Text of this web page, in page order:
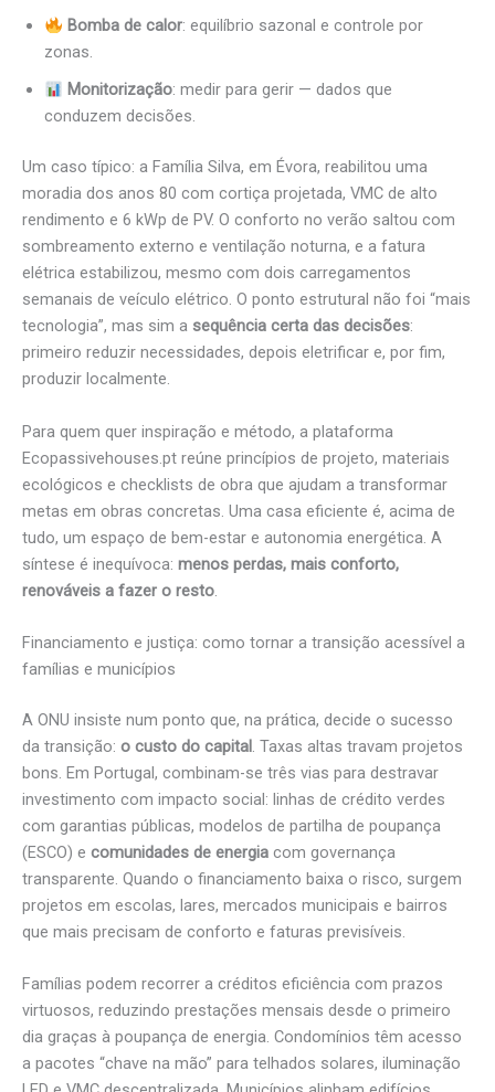
Bomba de calor: equilíbrio sazonal e controle por
zonas.
Monitorização: medir para gerir — dados que
conduzem decisões.
Um caso típico: a Família Silva, em Évora, reabilitou uma
moradia dos anos 80 com cortiça projetada, VMC de alto
rendimento e 6 kWp de PV. O conforto no verão saltou com
sombreamento externo e ventilação noturna, e a fatura
elétrica estabilizou, mesmo com dois carregamentos
semanais de veículo elétrico. O ponto estrutural não foi “mais
tecnologia”, mas sim a sequência certa das decisões:
primeiro reduzir necessidades, depois eletrificar e, por fim,
produzir localmente.
Para quem quer inspiração e método, a plataforma
Ecopassivehouses.pt reúne princípios de projeto, materiais
ecológicos e checklists de obra que ajudam a transformar
metas em obras concretas. Uma casa eficiente é, acima de
tudo, um espaço de bem-estar e autonomia energética. A
síntese é inequívoca: menos perdas, mais conforto,
renováveis a fazer o resto.
Financiamento e justiça: como tornar a transição acessível a
famílias e municípios
A ONU insiste num ponto que, na prática, decide o sucesso
da transição: o custo do capital. Taxas altas travam projetos
bons. Em Portugal, combinam-se três vias para destravar
investimento com impacto social: linhas de crédito verdes
com garantias públicas, modelos de partilha de poupança
(ESCO) e comunidades de energia com governança
transparente. Quando o financiamento baixa o risco, surgem
projetos em escolas, lares, mercados municipais e bairros
que mais precisam de conforto e faturas previsíveis.
Famílias podem recorrer a créditos eficiência com prazos
virtuosos, reduzindo prestações mensais desde o primeiro
dia graças à poupança de energia. Condomínios têm acesso
a pacotes “chave na mão” para telhados solares, iluminação